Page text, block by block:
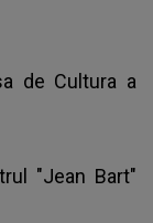
de Cultura a
"Jean Bart"